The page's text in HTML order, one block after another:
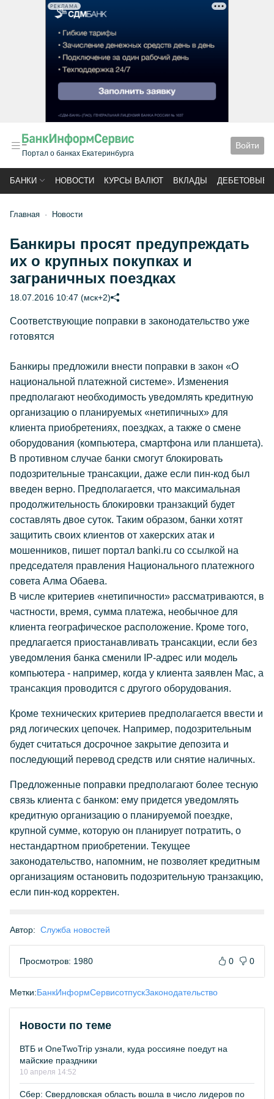
РЕКЛАМА
Портал о банках Екатеринбурга
Войти
БАНКИ НОВОСТИ КУРСЫ ВАЛЮТ ВКЛАДЫ ДЕБЕТОВЫЕ
Главная Новости
Банкиры просят предупреждать
их о крупных покупках и
заграничных поездках
18.07.2016 10:47 (мск+2)
Соответствующие поправки в законодательство уже
готовятся
Банкиры предложили внести поправки в закон «О
национальной платежной системе». Изменения
предполагают необходимость уведомлять кредитную
организацию о планируемых «нетипичных» для
клиента приобретениях, поездках, а также о смене
оборудования (компьютера, смартфона или планшета).
В противном случае банки смогут блокировать
подозрительные трансакции, даже если пин-код был
введен верно. Предполагается, что максимальная
продолжительность блокировки транзакций будет
составлять двое суток. Таким образом, банки хотят
защитить своих клиентов от хакерских атак и
мошенников, пишет портал banki.ru со ссылкой на
председателя правления Национального платежного
совета Алма Обаева.
В числе критериев «нетипичности» рассматриваются, в
частности, время, сумма платежа, необычное для
клиента географическое расположение. Кроме того,
предлагается приостанавливать трансакции, если без
уведомления банка сменили IP-адрес или модель
компьютера - например, когда у клиента заявлен Mac, а
трансакция проводится с другого оборудования.
Кроме технических критериев предполагается ввести и
ряд логических цепочек. Например, подозрительным
будет считаться досрочное закрытие депозита и
последующий перевод средств или снятие наличных.
Предложенные поправки предполагают более тесную
связь клиента с банком: ему придется уведомлять
кредитную организацию о планируемой поездке,
крупной сумме, которую он планирует потратить, о
нестандартном приобретении. Текущее
законодательство, напомним, не позволяет кредитным
организациям остановить подозрительную транзакцию,
если пин-код корректен.
Автор: Служба новостей
Просмотров: 1980 0 0
Метки:БанкИнформСервисотпускЗаконодательство
Новости по теме
ВТБ и OneTwoTrip узнали, куда россияне поедут на
майские праздники
10 апреля 14:52
Сбер: Свердловская область вошла в число лидеров по